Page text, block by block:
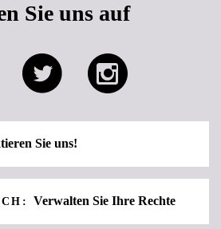
Sie uns auf
Sie uns!
Verwalten Sie Ihre Rechte